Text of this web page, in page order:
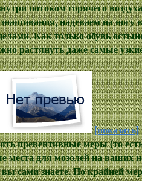
потоком горячего
надеваем на ногу
Как только обувь
растянуть даже самые
[показать]
превентивные меры (то
места для мозолей на ваших
сами знаете. По крайней